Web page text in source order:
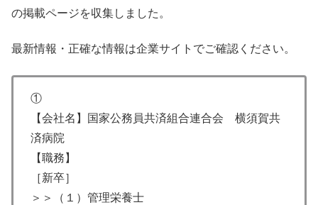
の掲載ページを収集しました。
最新情報・正確な情報は企業サイトでご確認ください。
①
【会社名】国家公務員共済組合連合会 横須賀共
済病院
【職務】
［新卒］
＞＞（１）管理栄養士